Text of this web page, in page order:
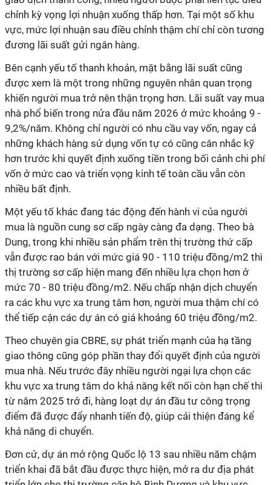
chỉnh kỳ vọng lợi nhuận xuống thấp hơn. Tại một số khu
vực, mức lợi nhuận sau điều chỉnh thậm chí chỉ còn tương
đương lãi suất gửi ngân hàng.
Bên cạnh yếu tố thanh khoản, mặt bằng lãi suất cũng
được xem là một trong những nguyên nhân quan trọng
khiến người mua trở nên thận trọng hơn. Lãi suất vay mua
nhà phổ biến trong nửa đầu năm 2026 ở mức khoảng 9 -
9,2%/năm. Không chỉ người có nhu cầu vay vốn, ngay cả
những khách hàng sử dụng vốn tự có cũng cân nhắc kỹ
hơn trước khi quyết định xuống tiền trong bối cảnh chi phí
vốn ở mức cao và triển vọng kinh tế toàn cầu vẫn còn
nhiều bất định.
Một yếu tố khác đang tác động đến hành vi của người
mua là nguồn cung sơ cấp ngày càng đa dạng. Theo bà
Dung, trong khi nhiều sản phẩm trên thị trường thứ cấp
vẫn được rao bán với mức giá 90 - 110 triệu đồng/m2 thì
thị trường sơ cấp hiện mang đến nhiều lựa chọn hơn ở
mức 70 - 80 triệu đồng/m2. Nếu chấp nhận dịch chuyển
ra các khu vực xa trung tâm hơn, người mua thậm chí có
thể tiếp cận các dự án có giá khoảng 60 triệu đồng/m2.
Theo chuyên gia CBRE, sự phát triển mạnh của hạ tầng
giao thông cũng góp phần thay đổi quyết định của người
mua nhà. Nếu trước đây nhiều người ngại lựa chọn các
khu vực xa trung tâm do khả năng kết nối còn hạn chế thì
từ năm 2025 trở đi, hàng loạt dự án đầu tư công trọng
điểm đã được đẩy nhanh tiến độ, giúp cải thiện đáng kể
khả năng di chuyển.
Đơn cử, dự án mở rộng Quốc lộ 13 sau nhiều năm chậm
triển khai đã bắt đầu được thực hiện, mở ra dư địa phát